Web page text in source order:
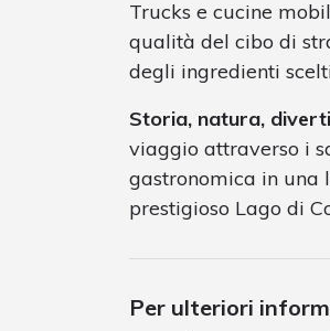
Trucks e cucine
qualità del cibo di
degli ingredienti
Storia, natura,
viaggio attraverso i
gastronomica in una
prestigioso Lago di
Per ulteriori